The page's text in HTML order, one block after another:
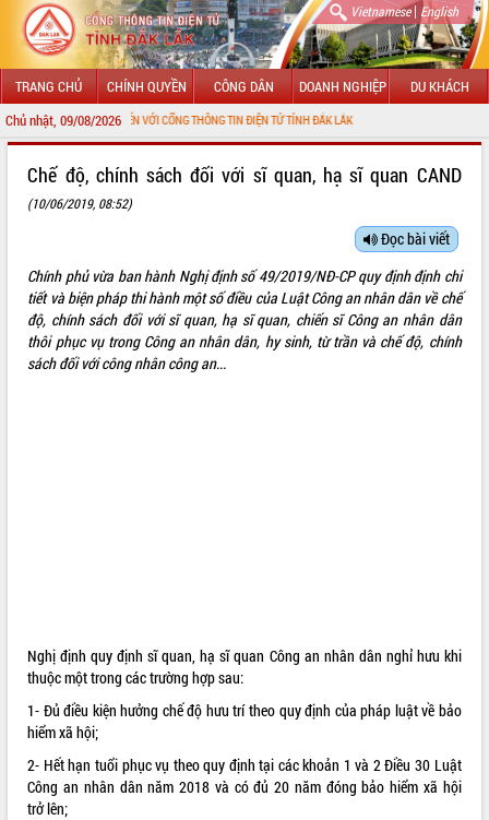
Vietnamese| English
TRANG CHỦ CHÍNH QUYỀN CÔNG DÂN DOANH NGHIỆP DU KHÁCH
Chủ nhật, 09/08/2026
MỪNG ĐẾN VỚI CỔNG THÔNG TIN ĐIỆN TỬ TỈNH ĐẮK LẮK
LÃNH ĐẠO UBND TỈNH
SỞ, BAN, NGÀNH
UBND CÁC XÃ, PHƯỜNG
Chế độ, chính sách đối với sĩ quan, hạ sĩ quan CAND
(10/06/2019, 08:52)
Đọc bài viết
Chính phủ vừa ban hành Nghị định số 49/2019/NĐ-CP quy định định chi
tiết và biện pháp thi hành một số điều của Luật Công an nhân dân về chế
độ, chính sách đối với sĩ quan, hạ sĩ quan, chiến sĩ Công an nhân dân
thôi phục vụ trong Công an nhân dân, hy sinh, từ trần và chế độ, chính
sách đối với công nhân công an...
Nghị định quy định sĩ quan, hạ sĩ quan Công an nhân dân nghỉ hưu khi
thuộc một trong các trường hợp sau:
1- Đủ điều kiện hưởng chế độ hưu trí theo quy định của pháp luật về bảo
hiểm xã hội;
2- Hết hạn tuổi phục vụ theo quy định tại các khoản 1 và 2 Điều 30 Luật
Công an nhân dân năm 2018 và có đủ 20 năm đóng bảo hiểm xã hội
trở lên;